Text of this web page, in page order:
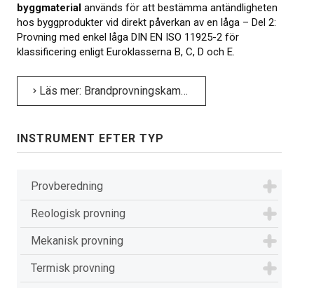
byggmaterial används för att bestämma antändligheten
hos byggprodukter vid direkt påverkan av en låga – Del 2:
Provning med enkel låga DIN EN ISO 11925-2 för
klassificering enligt Euroklasserna B, C, D och E.
Läs mer: Brandprovningskammare för byggmaterial, KBK
INSTRUMENT EFTER TYP
Provberedning
Reologisk provning
Mekanisk provning
Termisk provning